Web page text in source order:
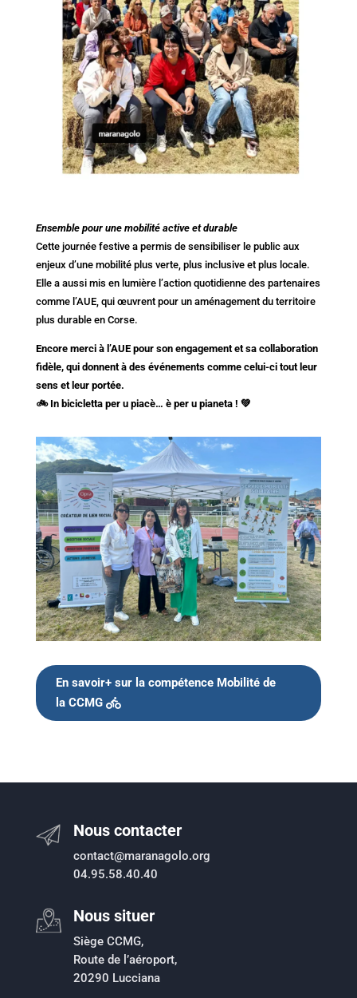
Ensemble pour une mobilité active et durable
Cette journée festive a permis de sensibiliser le public aux
enjeux d’une mobilité plus verte, plus inclusive et plus locale.
Elle a aussi mis en lumière l’action quotidienne des partenaires
comme l’AUE, qui œuvrent pour un aménagement du territoire
plus durable en Corse.
Encore merci à l’AUE pour son engagement et sa collaboration
fidèle, qui donnent à des événements comme celui-ci tout leur
sens et leur portée.
🚲 In bicicletta per u piacè… è per u pianeta ! 💚
En savoir+ sur la compétence Mobilité de
la CCMG
Nous contacter
contact@maranagolo.org
04.95.58.40.40
Nous situer
Siège CCMG,
Route de l’aéroport,
20290 Lucciana